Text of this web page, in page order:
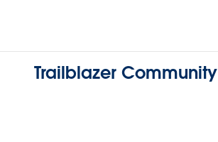
Trailblazer Community